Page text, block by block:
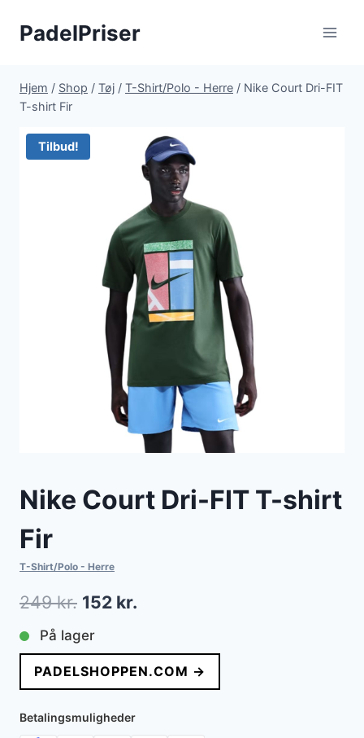
PadelPriser
Hjem / Shop / Tøj / T-Shirt/Polo - Herre / Nike Court Dri-FIT
T-shirt Fir
Tilbud!
Nike Court Dri-FIT T-shirt
Fir
T-Shirt/Polo - Herre
249kr. Den
oprindelige
pris
var:
249 kr..
152 kr.
pris
er:
På lager
PADELSHOPPEN.COM →
Betalingsmuligheder